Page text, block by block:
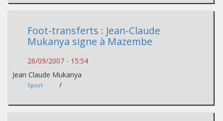
Foot-transferts : Jean-Claude
Mukanya signe à Mazembe
26/09/2007 - 15:54
Jean Claude Mukanya
Sport /